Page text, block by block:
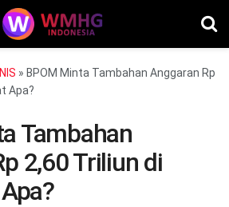
» BPOM Minta Tambahan Anggaran Rp
Apa?
Tambahan
2,60 Triliun di